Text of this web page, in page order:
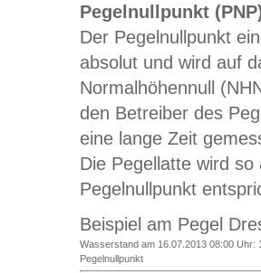
Pegelnullpunkt
Der Pegelnullpunkt
absolut und wird auf
Normalhöhennull
den Betreiber des
eine lange Zeit
Die Pegellatte wird
Pegelnullpunkt
Beispiel am Pegel
Wasserstand am 16.07.2013 08:00 Uhr:
Pegelnullpunkt